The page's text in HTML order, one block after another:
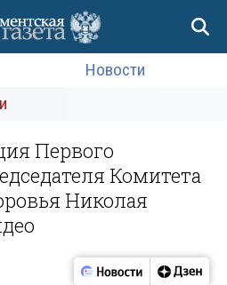
Новости
Первого
Комитета
Николая